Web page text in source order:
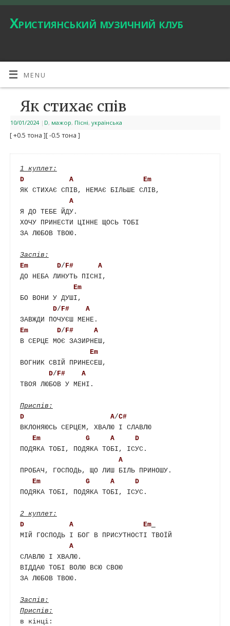
Християнський музичний клуб
MENU
Як стихає спів
10/01/2024 | D, мажор, Пісні, українська
[ +0.5 тона ][ -0.5 тона ]
D
A
Em
ЯК СТИХАЄ СПІВ, НЕМАЄ БІЛЬШЕ СЛІВ,
A
Я ДО ТЕБЕ ЙДУ.
ХОЧУ ПРИНЕСТИ ЦІННЕ ЩОСЬ ТОБІ
ЗА ЛЮБОВ ТВОЮ.
Em
D/ F#
A
ДО НЕБА ЛИНУТЬ ПІСНІ,
Em
БО ВОНИ У ДУШІ,
D/ F#
A
Em
D/ F#
A
В СЕРЦЕ МОЄ ЗАЗИРНЕШ,
Em
ВОГНИК СВІЙ ПРИНЕСЕШ,
D/ F#
A
ТВОЯ ЛЮБОВ У МЕНІ.
D
A/C#
ВКЛОНЯЮСЬ СЕРЦЕМ, ХВАЛЮ І СЛАВЛЮ
Em
G A
D
ПОДЯКА ТОБІ, ПОДЯКА ТОБІ, ІСУС.
A
ПРОБАЧ, ГОСПОДЬ, ЩО ЛИШ БІЛЬ ПРИНОШУ.
Em
G A
D
ПОДЯКА ТОБІ, ПОДЯКА ТОБІ, ІСУС.
2 куплет:
D
A
Em
МІЙ ГОСПОДЬ І БОГ В ПРИСУТНОСТІ ТВОЇЙ
A
СЛАВЛЮ І ХВАЛЮ.
ВІДДАЮ ТОБІ ВОЛЮ ВСЮ СВОЮ
ЗА ЛЮБОВ ТВОЮ.
Заспів:
Приспів:
в кінці: